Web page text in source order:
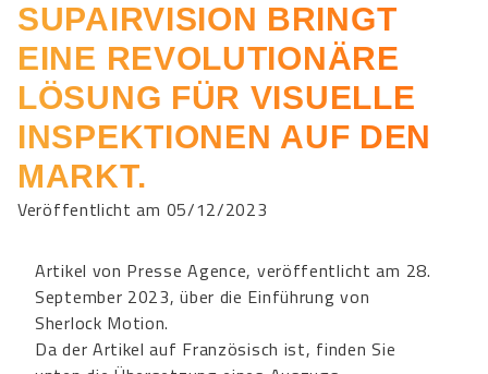
SUPAIRVISION BRINGT
EINE REVOLUTIONÄRE
LÖSUNG FÜR VISUELLE
INSPEKTIONEN AUF DEN
MARKT.
Veröffentlicht am 05/12/2023
Artikel von Presse Agence, veröffentlicht am 28.
September 2023, über die Einführung von
Sherlock Motion.
Da der Artikel auf Französisch ist, finden Sie